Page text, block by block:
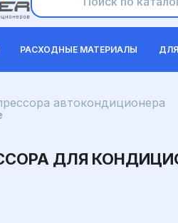
РАСХОДНЫЕ МАТЕРИАЛЫ
автокондиционера
ДЛЯ